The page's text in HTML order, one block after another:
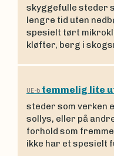
skyggefulle steder
lengre tid uten
spesielt tørt
kløfter, berg i
UE-b temmelig lite
steder som verken
sollys, eller på
forhold som
ikke har et spesielt